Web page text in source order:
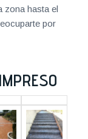
zona hasta el
por